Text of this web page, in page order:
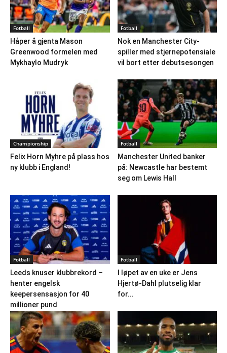
Fotball
Håper å gjenta Mason
Greenwood formelen med
Mykhaylo Mudryk
Fotball
Nok en Manchester City-
spiller med stjernepotensiale
vil bort etter debutsesongen
Championship
Felix Horn Myhre på plass hos
ny klubb i England!
Fotball
Manchester United banker
på: Newcastle har bestemt
seg om Lewis Hall
Fotball
Leeds knuser klubbrekord –
henter engelsk
keepersensasjon for 40
millioner pund
Fotball
I løpet av en uke er Jens
Hjertø-Dahl plutselig klar
for...